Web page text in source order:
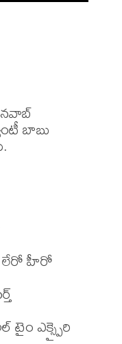
బాబు
లేరో హీరో
ఎక్స్పైరి